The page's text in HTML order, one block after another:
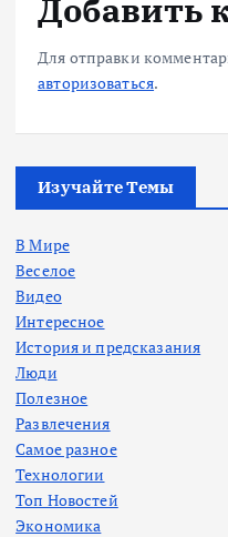
Добавить
Для отправки
авторизоваться.
Изучайте Темы
В Мире
Веселое
Видео
Интересное
История и предсказания
Люди
Полезное
Развлечения
Самое разное
Технологии
Топ Новостей
Экономика